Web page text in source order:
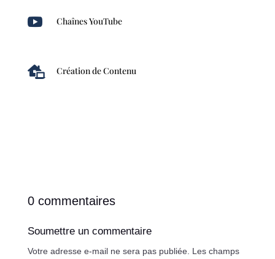
 Chaînes YouTube
 Création de Contenu
0 commentaires
Soumettre un commentaire
Votre adresse e-mail ne sera pas publiée. Les champs